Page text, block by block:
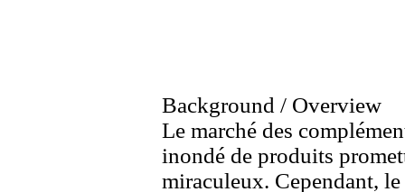
Background / Overview
Le marché des
inondé de produits
miraculeux. Cependant, le